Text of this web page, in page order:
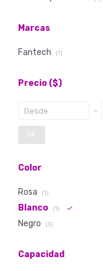
Marcas
Fantech (1)
Precio ($)
OK
Color
Rosa (1)
Blanco (1)
Negro (3)
Capacidad